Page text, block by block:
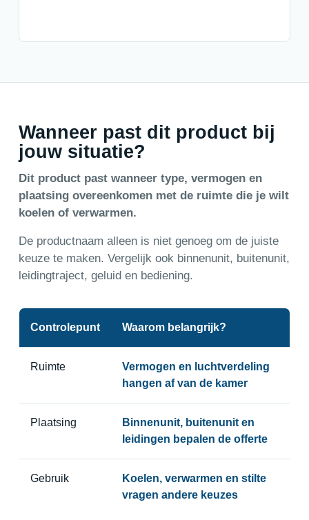
Wanneer past dit product bij
jouw situatie?
Dit product past wanneer type, vermogen en
plaatsing overeenkomen met de ruimte die je wilt
koelen of verwarmen.
De productnaam alleen is niet genoeg om de juiste
keuze te maken. Vergelijk ook binnenunit, buitenunit,
leidingtraject, geluid en bediening.
Controlepunt Waarom belangrijk?
Ruimte
Vermogen en luchtverdeling
hangen af van de kamer
Plaatsing
Binnenunit, buitenunit en
leidingen bepalen de offerte
Gebruik
Koelen, verwarmen en stilte
vragen andere keuzes